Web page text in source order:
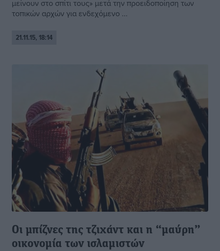
μείνουν στο σπίτι τους» μετά την προειδοποίηση των
τοπικών αρχών για ενδεχόμενο ...
21.11.15, 18:14
Οι μπίζνες της τζιχάντ και η “μαύρη”
οικονομία των ισλαμιστών